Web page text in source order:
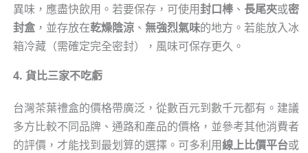
異味，應盡快飲用。若要保存，可使用封口棒、 長尾夾或密
封盒，並存放在乾燥陰涼、 無強烈氣味的地方。若能放入冰
箱冷藏（需確定完全密封），風味可保存更久。
4. 貨比三家不吃虧
台灣茶葉禮盒的價格帶廣泛，從數百元到數千元都有。建議
多方比較不同品牌、通路和產品的價格，並參考其他消費者
的評價，才能找到最划算的選擇。可多利用線上比價平台或